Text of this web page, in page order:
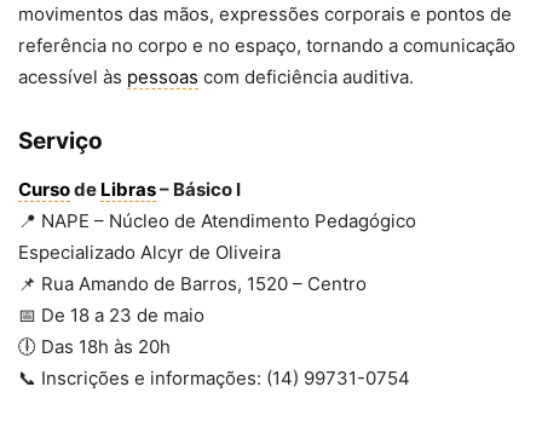
movimentos das mãos, expressões corporais e pontos de
referência no corpo e no espaço, tornando a comunicação
acessível às pessoas com deficiência auditiva.
Serviço
Cursode Libras– Básico I
📍 NAPE – Núcleo de Atendimento Pedagógico
Especializado Alcyr de Oliveira
📌 Rua Amando de Barros, 1520 – Centro
📅 De 18 a 23 de maio
🕕 Das 18h às 20h
📞 Inscrições e informações: (14) 99731-0754